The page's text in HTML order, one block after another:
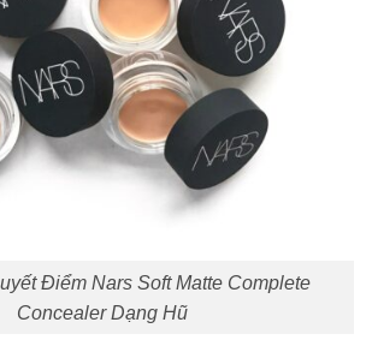
Điểm Nars Soft Matte Complete
Concealer Dạng Hũ